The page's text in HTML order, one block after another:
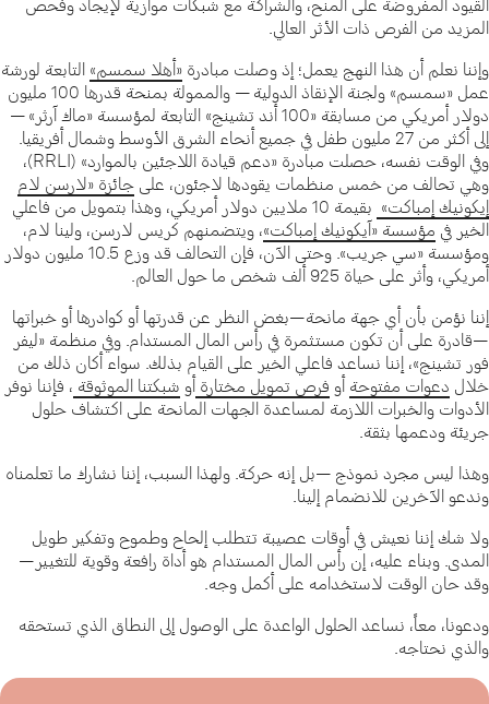
القيود المفروضة على المنح، والشراكة مع شبكات موازية لإيجاد وفحص
المزيد من الفرص ذات الأثر العالي.
وإننا نعلم أن هذا النهج يعمل؛ إذ وصلت مبادرة «أهلا سمسم» التابعة لورشة
عمل «سمسم» ولجنة الإنقاذ الدولية — والممولة بمنحة قدرها 100 مليون
دولار أمريكي من مسابقة «100 أند تشينج» التابعة لمؤسسة «ماك آرثر» —
إلى أكثر من 27 مليون طفل في جميع أنحاء الشرق الأوسط وشمال أفريقيا.
وفي الوقت نفسه، حصلت مبادرة «دعم قيادة اللاجئين بالموارد» (RRLI)،
وهي تحالف من خمس منظمات يقودها لاجئون، على جائزة «لارسن لام
إيكونيك إمباكت»
بقيمة 10 ملايين دولار أمريكي، وهذا بتمويل من فاعلي
الخير في مؤسسة «آيكونيك إمباكت»، ويتضمنهم كريس لارسن، ولينا لام،
ومؤسسة «سي جريب». وحتى الآن، فإن التحالف قد وزع 10.5 مليون دولار
أمريكي، وأثر على حياة 925 ألف شخص ما حول العالم.
إننا نؤمن بأن أي جهة مانحة—بغض النظر عن قدرتها أو كوادرها أو خبراتها
—قادرة على أن تكون مستثمرة في رأس المال المستدام. وفي منظمة «ليفر
فور تشينج»، إننا نساعد فاعلي الخير على القيام بذلك. سواء أكان ذلك من
خلال دعوات مفتوحة أو فرص تمويل مختارة أو شبكتنا الموثوقة ، فإننا نوفر
الأدوات والخبرات اللازمة لمساعدة الجهات المانحة على اكتشاف حلول
جريئة ودعمها بثقة.
وهذا ليس مجرد نموذج —بل إنه حركة. ولهذا السبب، إننا نشارك ما تعلمناه
وندعو الآخرين للانضمام إلينا.
ولا شك إننا نعيش في أوقات عصيبة تتطلب إلحاح وطموح وتفكير طويل
المدى. وبناء عليه، إن رأس المال المستدام هو أداة رافعة وقوية للتغيير—
وقد حان الوقت لاستخدامه على أكمل وجه.
ودعونا، معاً، نساعد الحلول الواعدة على الوصول إلى النطاق الذي تستحقه
والذي نحتاجه.